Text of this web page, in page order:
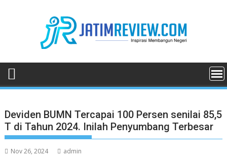
Deviden BUMN Tercapai 100 Persen senilai 85,5
T di Tahun 2024. Inilah Penyumbang Terbesar
Nov 26, 2024 admin